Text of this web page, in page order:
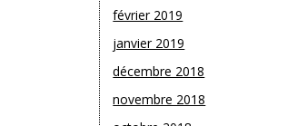
février 2019
janvier 2019
décembre 2018
novembre 2018